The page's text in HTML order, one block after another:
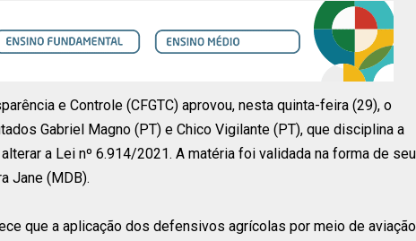
e Controle (CFGTC) aprovou, nesta quinta-feira (29), o
Gabriel Magno (PT) e Chico Vigilante (PT), que disciplina a
a Lei nº 6.914/2021. A matéria foi validada na forma de seu
Jane (MDB).
que a aplicação dos defensivos agrícolas por meio de